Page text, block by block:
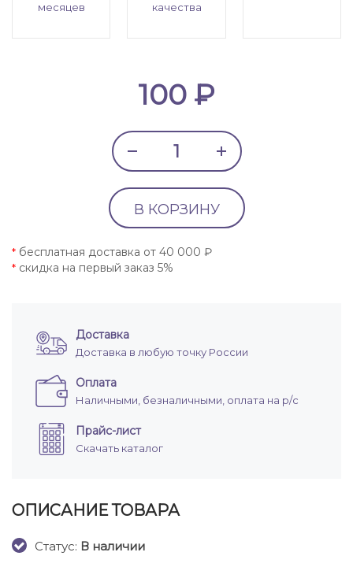
месяцев
качества
100 ₽
В КОРЗИНУ
* бесплатная доставка от 40 000 ₽
* скидка на первый заказ 5%
Доставка
Доставка в любую точку России
Оплата
Наличными, безналичными, оплата на р/с
Прайс-лист
Скачать каталог
ОПИСАНИЕ ТОВАРА
Cтатус: В наличии